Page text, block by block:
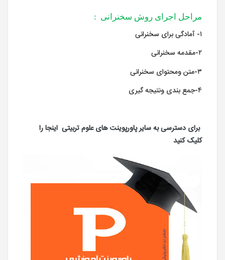
مراحل اجرای روش سخنرانی :
۱- آمادگی برای سخنرانی
۲-مقدمه سخنرانی
۳-متن ومحتوای سخنرانی
۴-جمع بندی ونتیجه گیری
برای دسترسی به سایر پاورپوینت های علوم تربیتی اینجا را
کلیک کنید